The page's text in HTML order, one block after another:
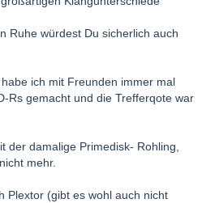
Ruhe würdest Du sicherlich auch
ich mit Freunden immer mal
Rs gemacht und die Trefferqote war
der damalige Primedisk- Rohling,
mehr.
Plextor (gibt es wohl auch nicht